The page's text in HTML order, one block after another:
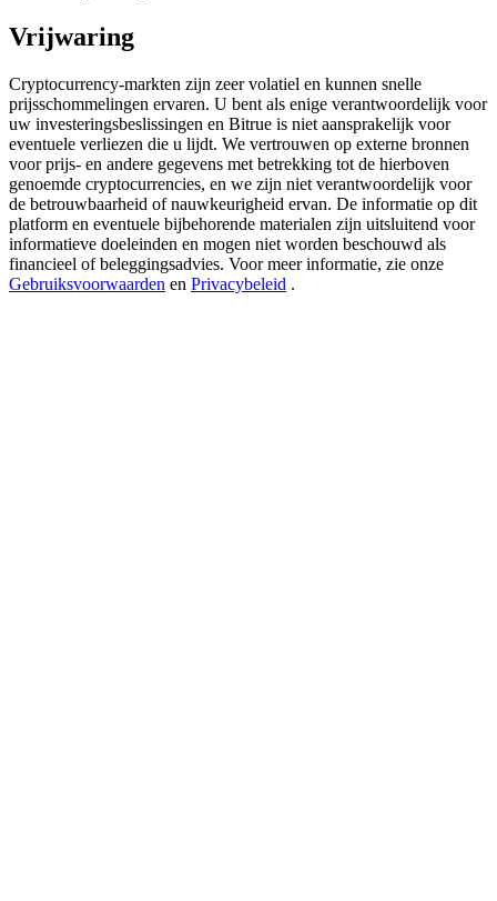
Register & Trade to Win 500,000 USDT
Precious Metals Trading Carnival
Trade Gold & Silver · 33,333 USDT Bonus
USDT New User Exclusive 10% APR
USDT Flexible Staking | Daily Rewards
Vrijwaring
Cryptocurrency-markten zijn zeer volatiel en kunnen snelle
prijsschommelingen ervaren. U bent als enige verantwoordelijk voor
uw investeringsbeslissingen en Bitrue is niet aansprakelijk voor
eventuele verliezen die u lijdt. We vertrouwen op externe bronnen
voor prijs- en andere gegevens met betrekking tot de hierboven
genoemde cryptocurrencies, en we zijn niet verantwoordelijk voor
de betrouwbaarheid of nauwkeurigheid ervan. De informatie op dit
platform en eventuele bijbehorende materialen zijn uitsluitend voor
informatieve doeleinden en mogen niet worden beschouwd als
financieel of beleggingsadvies. Voor meer informatie, zie onze
Gebruiksvoorwaarden en Privacybeleid .